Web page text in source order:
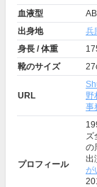
血液型
出身地
兵
身長 / 体重
靴のサイズ
URL
野
事
プロフィール
ズ
の
出
が